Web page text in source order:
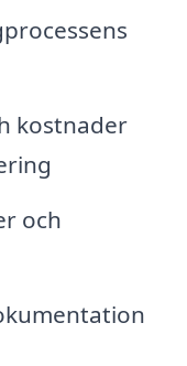
kostnader
och